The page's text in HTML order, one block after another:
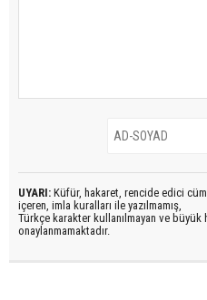
UYARI: Küfür, hakaret, rencide edici
içeren, imla kuralları ile yazılmamış,
Türkçe karakter kullanılmayan ve büyük
onaylanmamaktadır.